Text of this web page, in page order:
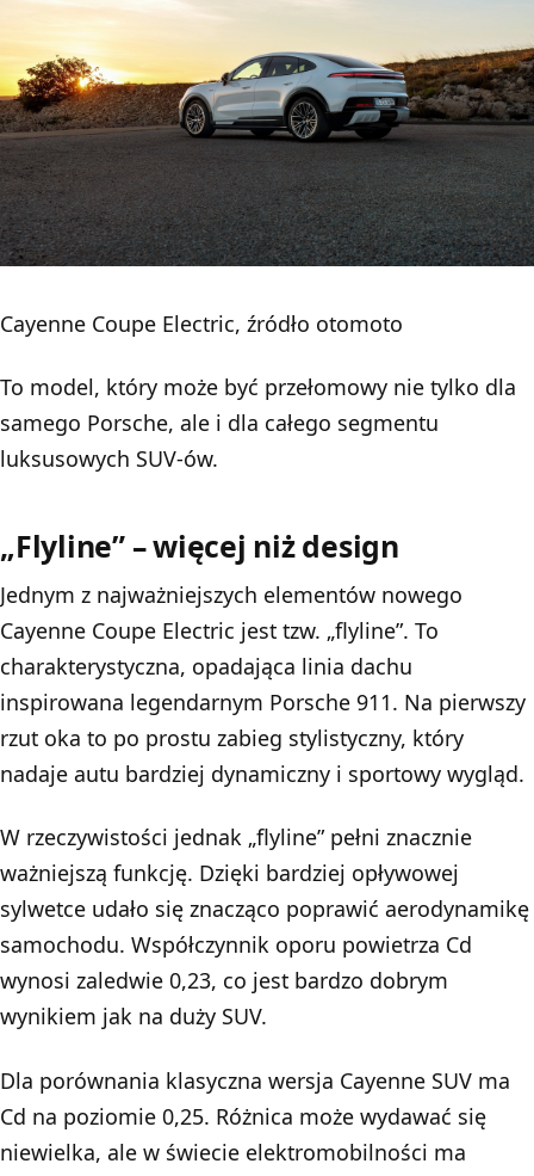
Cayenne Coupe Electric, źródło otomoto
To model, który może być przełomowy nie tylko dla
samego Porsche, ale i dla całego segmentu
luksusowych SUV-ów.
„Flyline” – więcej niż design
Jednym z najważniejszych elementów nowego
Cayenne Coupe Electric jest tzw. „flyline”. To
charakterystyczna, opadająca linia dachu
inspirowana legendarnym Porsche 911. Na pierwszy
rzut oka to po prostu zabieg stylistyczny, który
nadaje autu bardziej dynamiczny i sportowy wygląd.
W rzeczywistości jednak „flyline” pełni znacznie
ważniejszą funkcję. Dzięki bardziej opływowej
sylwetce udało się znacząco poprawić aerodynamikę
samochodu. Współczynnik oporu powietrza Cd
wynosi zaledwie 0,23, co jest bardzo dobrym
wynikiem jak na duży SUV.
Dla porównania klasyczna wersja Cayenne SUV ma
Cd na poziomie 0,25. Różnica może wydawać się
niewielka, ale w świecie elektromobilności ma